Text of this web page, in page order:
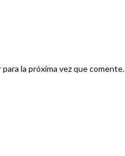
la próxima vez que comente.